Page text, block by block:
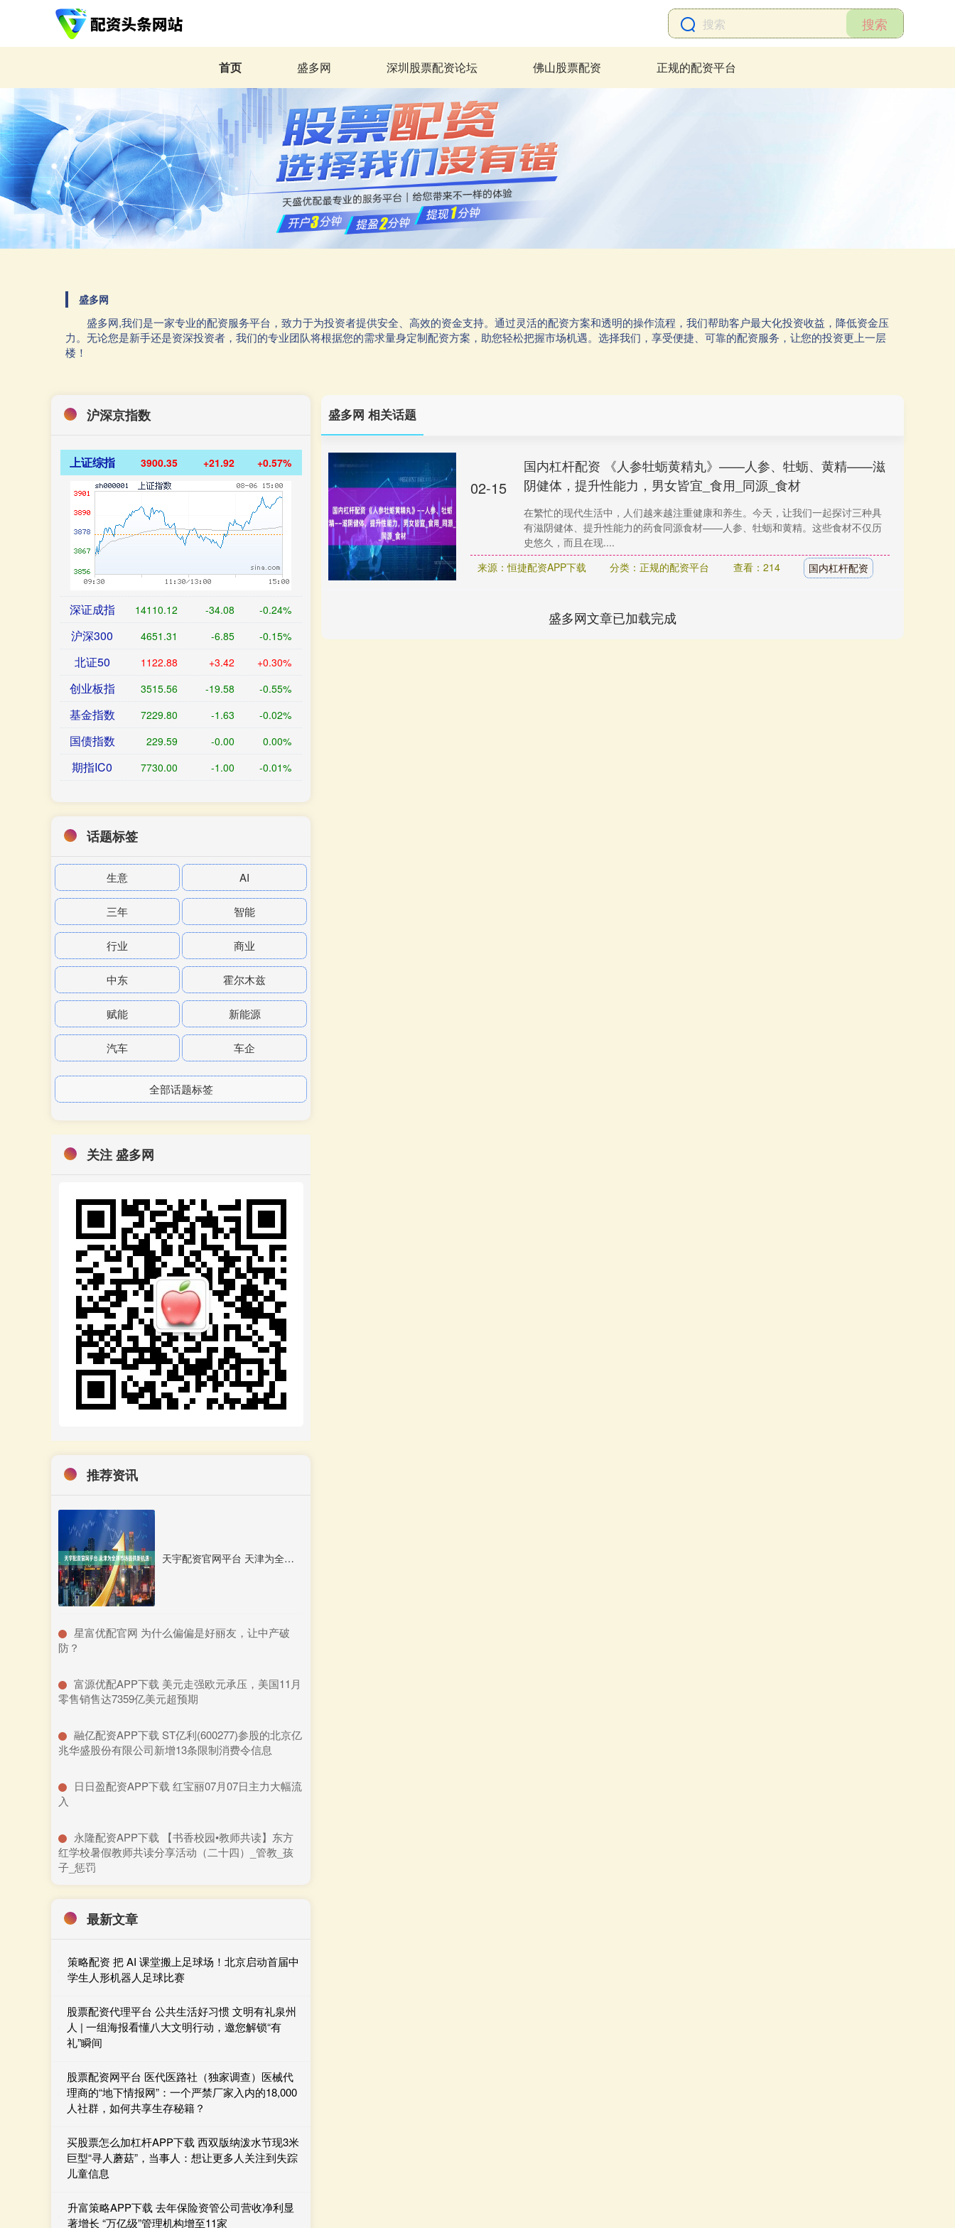
搜索
首页 盛多网 深圳股票配资论坛 佛山股票配资 正规的配资平台
盛多网
盛多网,我们是一家专业的配资服务平台，致力于为投资者提供安全、高效的资金支持。通过灵活的配资方案和透明的操作流程，我们帮助客户最大化投资收益，降低资金压
力。无论您是新手还是资深投资者，我们的专业团队将根据您的需求量身定制配资方案，助您轻松把握市场机遇。选择我们，享受便捷、可靠的配资服务，让您的投资更上一层
楼！
盛多网 相关话题
02-15
国内杠杆配资 《人参牡蛎黄精丸》——人参、牡蛎、黄精——滋
阴健体，提升性能力，男女皆宜_食用_同源_食材
在繁忙的现代生活中，人们越来越注重健康和养生。今天，让我们一起探讨三种具
有滋阴健体、提升性能力的药食同源食材——人参、牡蛎和黄精。这些食材不仅历
史悠久，而且在现....
来源：恒捷配资APP下载
分类：正规的配资平台 查看：214 国内杠杆配资
盛多网文章已加载完成
沪深京指数
上证综指 3900.35 +21.92 +0.57%
深证成指 14110.12 -34.08 -0.24%
沪深300 4651.31 -6.85 -0.15%
北证50 1122.88 +3.42 +0.30%
创业板指 3515.56 -19.58 -0.55%
基金指数 7229.80 -1.63 -0.02%
国债指数 229.59 -0.00 0.00%
期指IC0 7730.00 -1.00 -0.01%
话题标签
生意 AI
三年 智能
行业 商业
中东 霍尔木兹
赋能 新能源
汽车 车企
全部话题标签
关注 盛多网
推荐资讯
天宇配资官网平台 天津为全球市场提供新机遇
​星富优配官网 为什么偏偏是好丽友，让中产破
防？
​富源优配APP下载 美元走强欧元承压，美国11月
零售销售达7359亿美元超预期
​融亿配资APP下载 ST亿利(600277)参股的北京亿
兆华盛股份有限公司新增13条限制消费令信息
​日日盈配资APP下载 红宝丽07月07日主力大幅流
入
​永隆配资APP下载 【书香校园•教师共读】东方
红学校暑假教师共读分享活动（二十四）_管教_孩
子_惩罚
最新文章
策略配资 把 AI 课堂搬上足球场！北京启动首届中
学生人形机器人足球比赛
股票配资代理平台 公共生活好习惯 文明有礼泉州
人 | 一组海报看懂八大文明行动，邀您解锁“有
礼”瞬间
股票配资网平台 医代医路社（独家调查）医械代
理商的“地下情报网”：一个严禁厂家入内的18,000
人社群，如何共享生存秘籍？
买股票怎么加杠杆APP下载 西双版纳泼水节现3米
巨型“寻人蘑菇”，当事人：想让更多人关注到失踪
儿童信息
升富策略APP下载 去年保险资管公司营收净利显
著增长 “万亿级”管理机构增至11家